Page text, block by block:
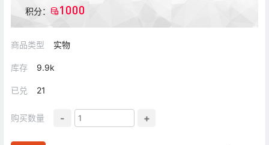
积分： 1000
商品类型 实物
库存 9.9k
已兑 21
购买数量 - +